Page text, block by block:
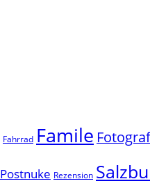
Fahrrad Famile
Postnuke Rezension